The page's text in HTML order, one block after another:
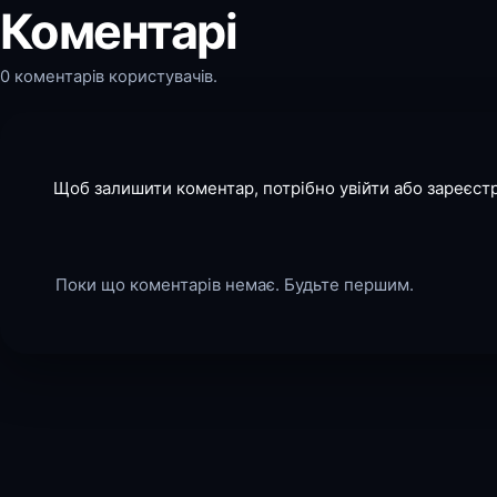
Коментарі
0 коментарів користувачів.
Щоб залишити коментар, потрібно увійти або
Поки що коментарів немає. Будьте першим.